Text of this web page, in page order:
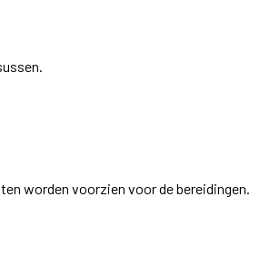
worden voorzien voor de bereidingen.